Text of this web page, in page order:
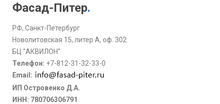
Фасад-Питер.
РФ, Санкт-Петербург
Новолитовская 15, литер А, оф. 302
БЦ "АКВИЛОН"
Телефон: +7-812-31-32-33-0
Email:
ИП Островенко Д.А.
ИНН: 780706306791